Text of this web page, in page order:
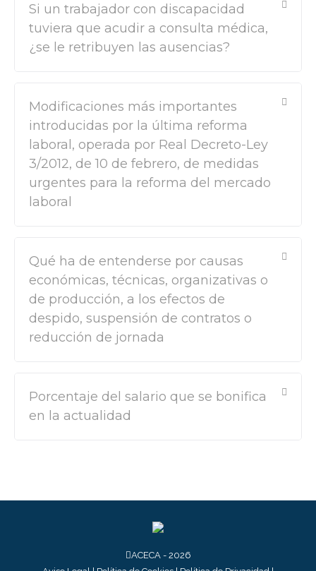
Si un trabajador con discapacidad
tuviera que acudir a consulta médica,
¿se le retribuyen las ausencias?
Modificaciones más importantes
introducidas por la última reforma
laboral, operada por Real Decreto-Ley
3/2012, de 10 de febrero, de medidas
urgentes para la reforma del mercado
laboral
Qué ha de entenderse por causas
económicas, técnicas, organizativas o
de producción, a los efectos de
despido, suspensión de contratos o
reducción de jornada
Porcentaje del salario que se bonifica
en la actualidad
ACECA - 2026